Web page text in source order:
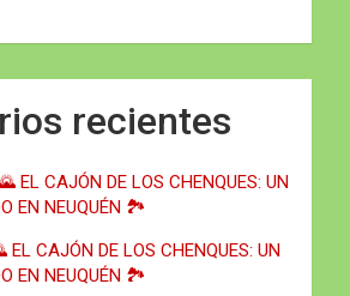
recientes
EL CAJÓN DE LOS CHENQUES: UN
EN NEUQUÉN 🏞️
EL CAJÓN DE LOS CHENQUES: UN
EN NEUQUÉN 🏞️